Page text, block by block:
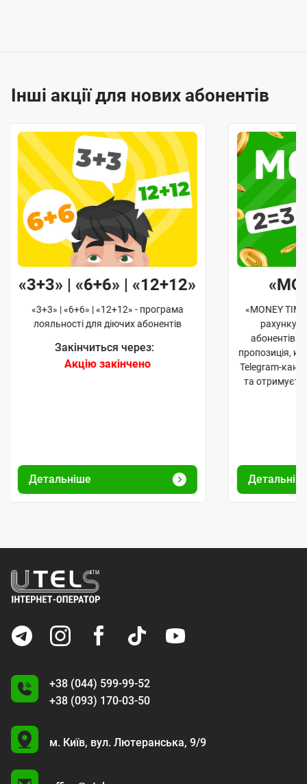
Інші акції для нових абонентів
«3+3» | «6+6» | «12+12»
«3+3» | «6+6» | «12+12» - програма
лояльності для діючих абонентів
Закінчиться через:
Акцію закінчено
Детальніше
«MONEY
рахунку
абонентів.
пропозиція,
Telegram-
та
+38 (044) 599-99-52
+38 (093) 170-03-50
U
м. Київ, вул. Лютеранська, 9/9